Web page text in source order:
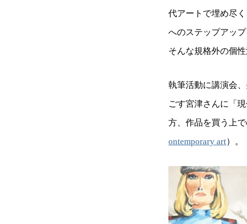
代アートで埋め尽
へのステップアッ
そんな規格外の個
執筆活動に講演会
ごす宮津さんに「
方、作品を買う上
ontemporary art）。